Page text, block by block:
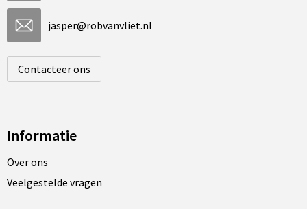
jasper@robvanvliet.nl
Contacteer ons
Informatie
Over ons
Veelgestelde vragen